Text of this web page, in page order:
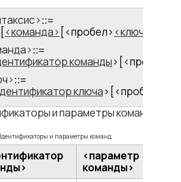
::=
команда [<​пробел​> ключ
::=
команды​>[<​пробел​><​
::=
ключа​>[<​пробел​><​
и параметры команд
и параметры команд
<​параметр
команды​>